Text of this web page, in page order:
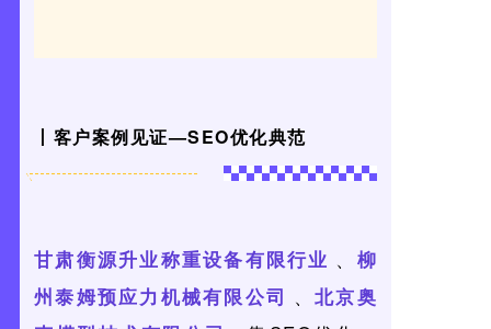
丨客户案例见证—SEO优化典范
甘肃衡源升业称重设备有限行业 、 柳
州泰姆预应力机械有限公司 、 北京奥